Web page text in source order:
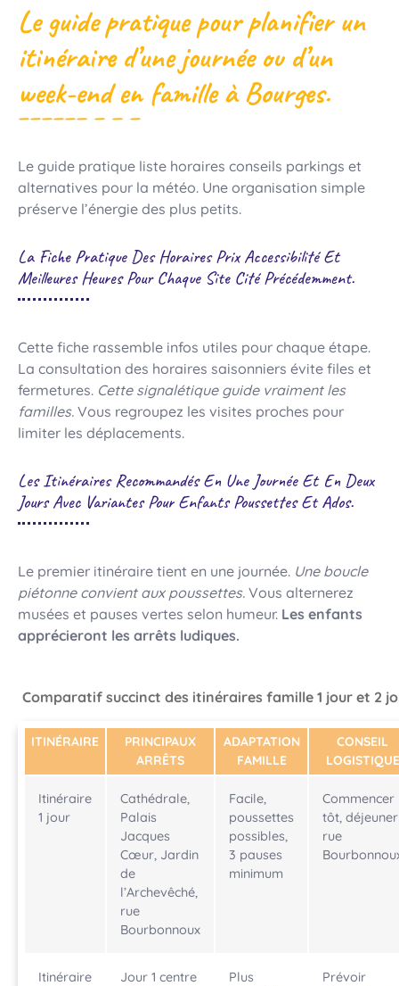
Le guide pratique pour planifier un
itinéraire d’une journée ou d’un
week-end en famille à Bourges.
Le guide pratique liste horaires conseils parkings et
alternatives pour la météo. Une organisation simple
préserve l’énergie des plus petits.
La Fiche Pratique Des Horaires Prix Accessibilité Et
Meilleures Heures Pour Chaque Site Cité Précédemment.
Cette fiche rassemble infos utiles pour chaque étape.
La consultation des horaires saisonniers évite files et
fermetures. Cette signalétique guide vraiment les
familles. Vous regroupez les visites proches pour
limiter les déplacements.
Les Itinéraires Recommandés En Une Journée Et En Deux
Jours Avec Variantes Pour Enfants Poussettes Et Ados.
Le premier itinéraire tient en une journée. Une boucle
piétonne convient aux poussettes. Vous alternerez
musées et pauses vertes selon humeur. Les enfants
apprécieront les arrêts ludiques.
Comparatif succinct des itinéraires famille 1 jour et 2
ITINÉRAIRE
PRINCIPAUX
ARRÊTS
ADAPTATION
FAMILLE
CONSEIL
LOGISTIQUE
Itinéraire
1 jour
Cathédrale,
Palais
Jacques
Cœur, Jardin
de
l’Archevêché,
rue
Bourbonnoux
Facile,
poussettes
possibles,
3 pauses
minimum
Commencer
tôt, déjeuner
rue
Itinéraire
Jour 1 centre
Plus
Prévoir